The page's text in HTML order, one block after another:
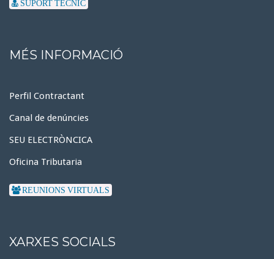
SUPORT TÈCNIC
MÉS INFORMACIÓ
Perfil Contractant
Canal de denúncies
SEU ELECTRÒNCICA
Oficina Tributaria
REUNIONS VIRTUALS
XARXES SOCIALS